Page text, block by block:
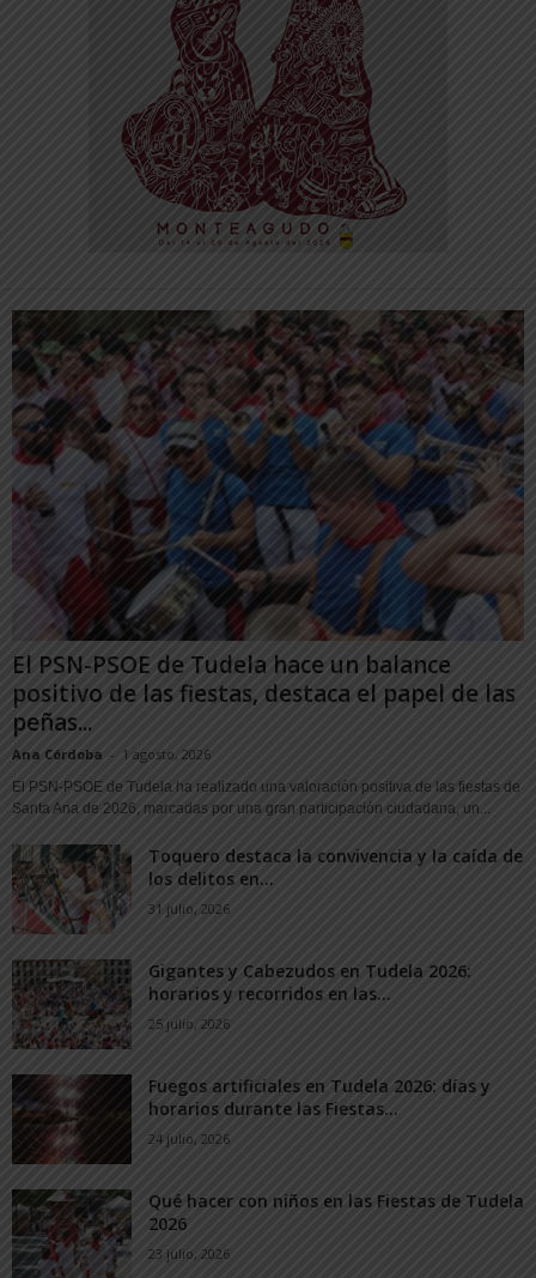
El PSN-PSOE de Tudela hace un balance
positivo de las fiestas, destaca el papel de las
peñas...
Ana Córdoba - 1 agosto, 2026
El PSN-PSOE de Tudela ha realizado una valoración positiva de las fiestas de
Santa Ana de 2026, marcadas por una gran participación ciudadana, un...
Toquero destaca la convivencia y la caída de
los delitos en...
31 julio, 2026
Gigantes y Cabezudos en Tudela 2026:
horarios y recorridos en las...
25 julio, 2026
Fuegos artificiales en Tudela 2026: días y
horarios durante las Fiestas...
24 julio, 2026
Qué hacer con niños en las Fiestas de Tudela
2026
23 julio, 2026